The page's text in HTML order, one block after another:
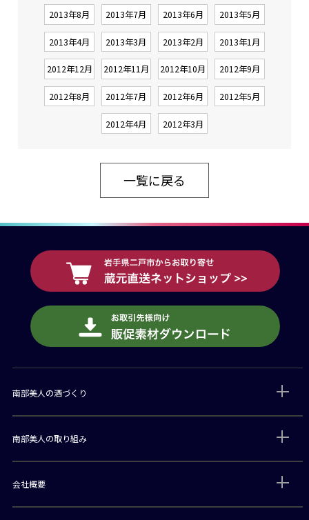
2013年8月 2013年7月 2013年6月 2013年5月
2013年4月 2013年3月 2013年2月 2013年1月
2012年12月 2012年11月 2012年10月 2012年9月
2012年8月 2012年7月 2012年6月 2012年5月
2012年4月 2012年3月
一覧に戻る
南部美人の酒づくり
南部美人の取り組み
会社概要